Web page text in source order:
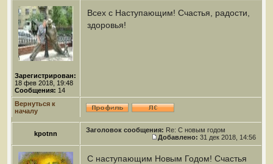
Зарегистрирован:
18 фев 2018, 19:48
Сообщения: 14
Всех с Наступающим! Счастья, радости,
здоровья!
Вернуться к
началу
kpotnn Заголовок сообщения: Re: С новым годом
Добавлено: 31 дек 2018, 14:56
С наступающим Новым Годом! Счастья